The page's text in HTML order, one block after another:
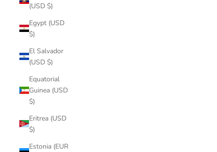
(USD $)
Egypt (USD
$)
El Salvador
(USD $)
Equatorial
Guinea (USD
$)
Eritrea (USD
$)
Estonia (EUR